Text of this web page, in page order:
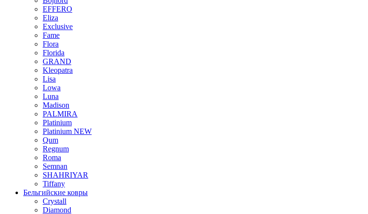
EFFERO
Eliza
Exclusive
Fame
Flora
Florida
GRAND
Kleopatra
Lisa
Lowa
Luna
Madison
PALMIRA
Platinium
Platinium NEW
Qum
Regnum
Roma
Semnan
SHAHRIYAR
Tiffany
Бельгийские ковры
Crystall
Diamond